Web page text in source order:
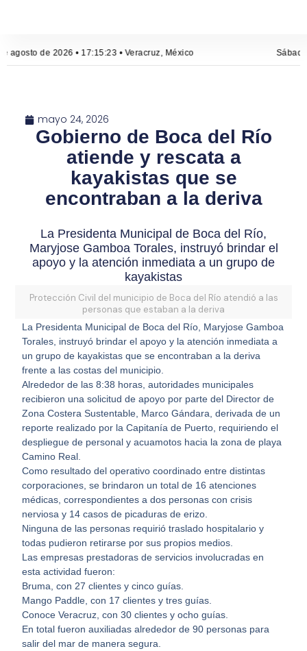
agosto de 2026 • 17:15:24 • Veracruz, México
mayo 24, 2026
Gobierno de Boca del Río
atiende y rescata a
kayakistas que se
encontraban a la deriva
La Presidenta Municipal de Boca del Río,
Maryjose Gamboa Torales, instruyó brindar el
apoyo y la atención inmediata a un grupo de
kayakistas
Protección Civil del municipio de Boca del Río atendió a las
personas que estaban a la deriva
La Presidenta Municipal de Boca del Río, Maryjose Gamboa
Torales, instruyó brindar el apoyo y la atención inmediata a
un grupo de kayakistas que se encontraban a la deriva
frente a las costas del municipio.
Alrededor de las 8:38 horas, autoridades municipales
recibieron una solicitud de apoyo por parte del Director de
Zona Costera Sustentable, Marco Gándara, derivada de un
reporte realizado por la Capitanía de Puerto, requiriendo el
despliegue de personal y acuamotos hacia la zona de playa
Camino Real.
Como resultado del operativo coordinado entre distintas
corporaciones, se brindaron un total de 16 atenciones
médicas, correspondientes a dos personas con crisis
nerviosa y 14 casos de picaduras de erizo.
Ninguna de las personas requirió traslado hospitalario y
todas pudieron retirarse por sus propios medios.
Las empresas prestadoras de servicios involucradas en
esta actividad fueron:
Bruma, con 27 clientes y cinco guías.
Mango Paddle, con 17 clientes y tres guías.
Conoce Veracruz, con 30 clientes y ocho guías.
En total fueron auxiliadas alrededor de 90 personas para
salir del mar de manera segura.